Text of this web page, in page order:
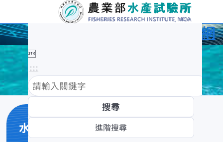
農業部水產試驗所全球資訊網

:::
水產數位典藏